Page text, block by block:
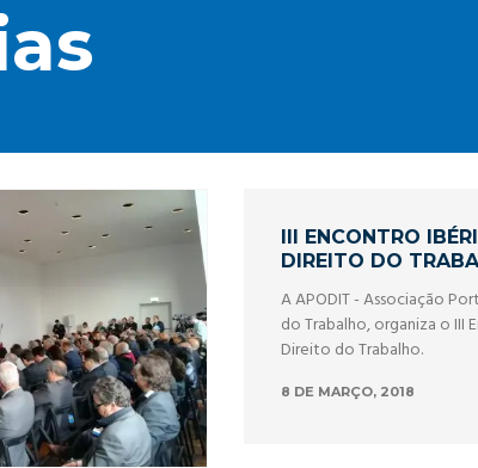
III ENCONTRO
DIREITO DO
A APODIT - Associação
do Trabalho, organiza o III
Direito do Trabalho.
8 DE MARÇO, 2018